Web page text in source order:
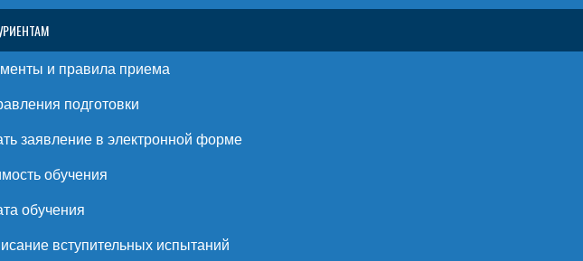
и правила приема
подготовки
заявление в электронной форме
обучения
обучения
вступительных испытаний